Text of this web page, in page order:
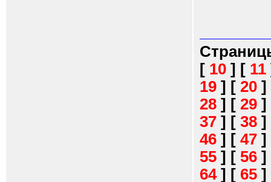
[ 10 ] [ 11
19 ] [ 20 ]
28 ] [ 29 ]
37 ] [ 38 ]
46 ] [ 47 ]
55 ] [ 56 ]
64] [ 65 ]